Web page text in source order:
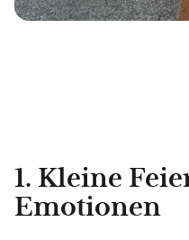
1. Kleine
Emotionen